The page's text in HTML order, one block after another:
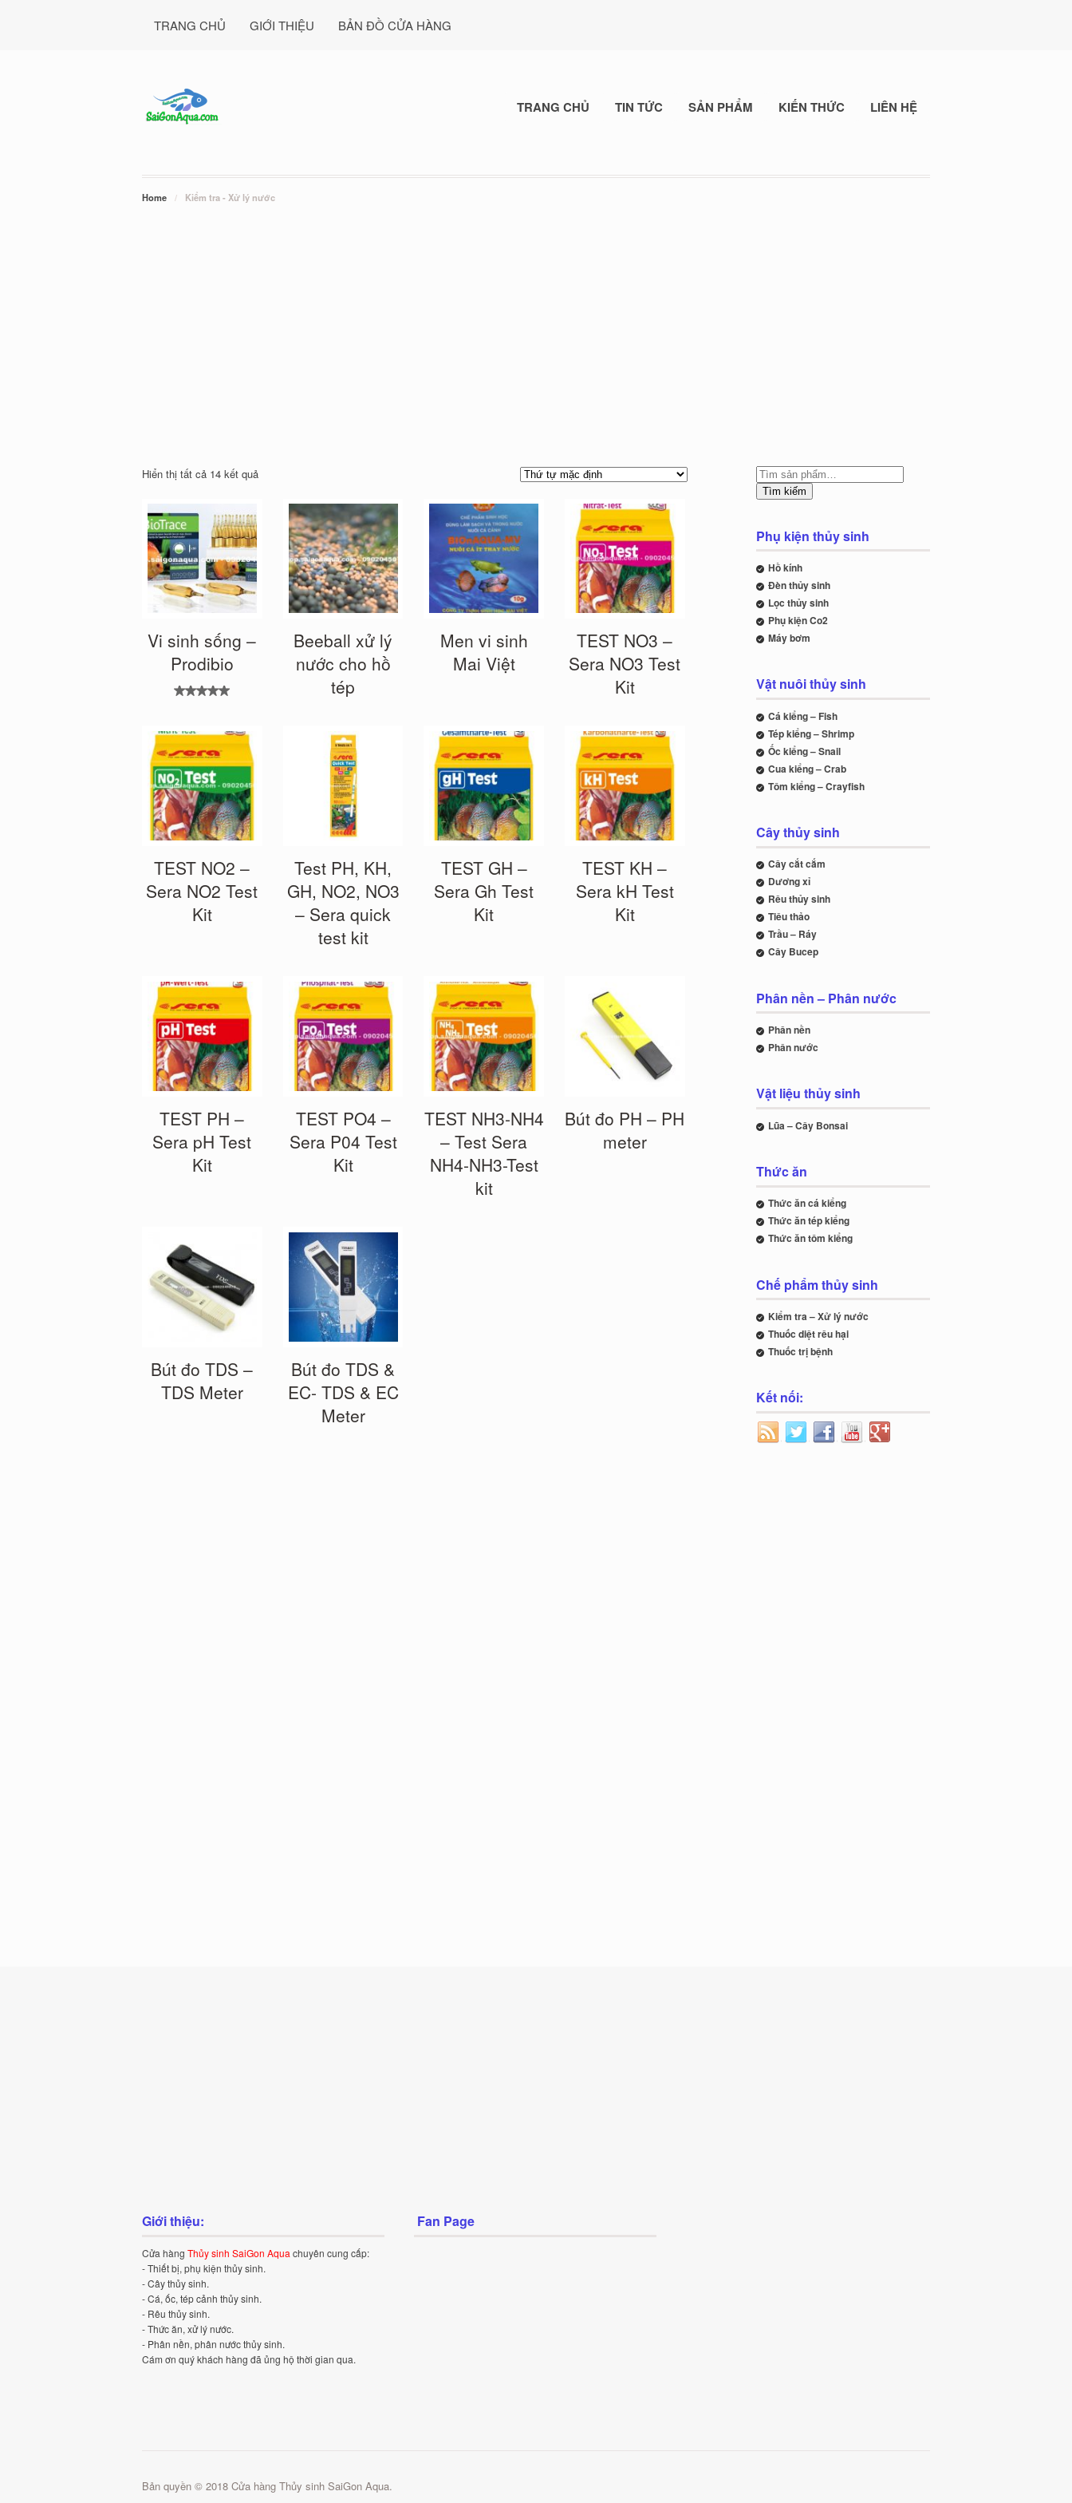
TRANG CHỦ GIỚI THIỆU BẢN ĐỒ CỬA HÀNG
TRANG CHỦ TIN TỨC SẢN PHẨM KIẾN THỨC LIÊN HỆ
Home / Kiểm tra - Xử lý nước
Hiển thị tất cả 14 kết quả
Vi sinh sống –
Prodibio
sao
Beeball xử lý
nước cho hồ
tép
Men vi sinh
Mai Việt
TEST NO3 –
Sera NO3 Test
Kit
TEST NO2 –
Sera NO2 Test
Kit
Test PH, KH,
GH, NO2, NO3
– Sera quick
test kit
TEST GH –
Sera Gh Test
Kit
TEST KH –
Sera kH Test
Kit
TEST PH –
Sera pH Test
Kit
TEST PO4 –
Sera P04 Test
Kit
TEST NH3-NH4
– Test Sera
NH4-NH3-Test
kit
Bút đo PH – PH
meter
Bút đo TDS –
TDS Meter
Bút đo TDS &
EC- TDS & EC
Meter
Tìm kiếm
Phụ kiện thủy sinh
Hồ kính
Đèn thủy sinh
Lọc thủy sinh
Phụ kiện Co2
Máy bơm
Vật nuôi thủy sinh
Cá kiểng – Fish
Tép kiểng – Shrimp
Ốc kiểng – Snail
Cua kiểng – Crab
Tôm kiểng – Crayfish
Cây thủy sinh
Cây cắt cắm
Dương xỉ
Rêu thủy sinh
Tiêu thảo
Trầu – Ráy
Cây Bucep
Phân nền – Phân nước
Phân nền
Phân nước
Vật liệu thủy sinh
Lũa – Cây Bonsai
Thức ăn
Thức ăn cá kiểng
Thức ăn tép kiểng
Thức ăn tôm kiểng
Chế phẩm thủy sinh
Kiểm tra – Xử lý nước
Thuốc diệt rêu hại
Thuốc trị bệnh
Kết nối:
Giới thiệu:
Cửa hàngThủy sinh SaiGon Aquachuyên cung cấp:
- Thiết bị, phụ kiện thủy sinh.
- Cây thủy sinh.
- Cá, ốc, tép cảnh thủy sinh.
- Rêu thủy sinh.
- Thức ăn, xử lý nước.
- Phân nền, phân nước thủy sinh.
Cám ơn quý khách hàng đã ủng hộ thời gian qua.
Fan Page
Bản quyền © 2018 Cửa hàng Thủy sinh SaiGon Aqua.